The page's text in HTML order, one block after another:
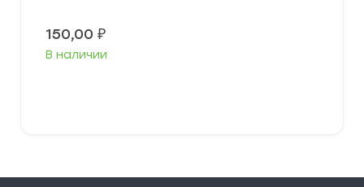
150,00 ₽
В наличии